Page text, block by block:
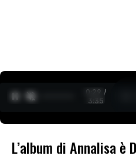
0:31 /
3:35
L’album di Annalisa è